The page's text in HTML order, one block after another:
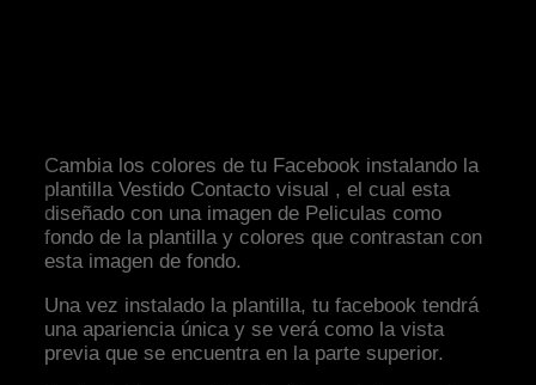
Cambia los colores de tu Facebook instalando la
plantilla Vestido Contacto visual , el cual esta
diseñado con una imagen de Peliculas como
fondo de la plantilla y colores que contrastan con
esta imagen de fondo.
Una vez instalado la plantilla, tu facebook tendrá
una apariencia única y se verá como la vista
previa que se encuentra en la parte superior.